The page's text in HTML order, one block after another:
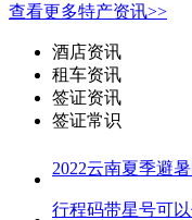
查看更多特产资讯>>
酒店资讯
租车资讯
签证资讯
签证常识
2022云南夏季避
行程码带星号可